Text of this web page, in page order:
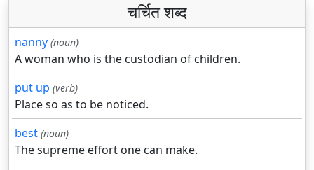
चर्चित शब्द
nanny (noun)
A woman who is the custodian of children.
put up (verb)
Place so as to be noticed.
best (noun)
The supreme effort one can make.